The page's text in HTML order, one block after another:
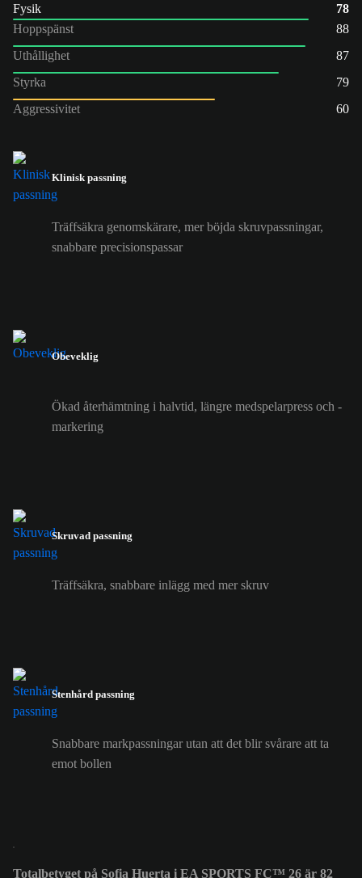
Fysik
78
Hoppspänst
88
Uthållighet
87
Styrka
79
Aggressivitet
60
Klinisk passning
Träffsäkra genomskärare, mer böjda skruvpassningar,
snabbare precisionspassar
Obeveklig
Ökad återhämtning i halvtid, längre medspelarpress och -
markering
Skruvad passning
Träffsäkra, snabbare inlägg med mer skruv
Stenhård passning
Snabbare markpassningar utan att det blir svårare att ta
emot bollen
Totalbetyget på Sofia Huerta i EA SPORTS FC™ 26 är 82